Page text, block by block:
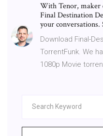
With Tenor, maker
Final Destination
your conversations.
Download Final-
TorrentFunk. We
1080p Movie